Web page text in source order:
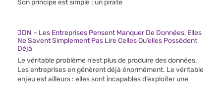
Son principe est simple ; un pirate
JDN – Les Entreprises Pensent Manquer De Données, Elles
Ne Savent Simplement Pas Lire Celles Qu’elles Possèdent
Déjà
Le véritable problème n’est plus de produire des données.
Les entreprises en génèrent déjà énormément. Le véritable
enjeu est ailleurs : elles sont incapables d’exploiter une